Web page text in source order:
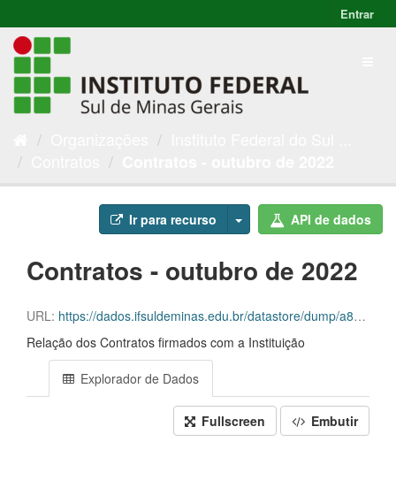
Entrar
Ir para recurso API de dados
Contratos - outubro de 2022
URL: https://dados.ifsuldeminas.edu.br/datastore/dump/a82173d2-12ac-42f6-8a55-c22e075a3bbd
Relação dos Contratos firmados com a Instituição
Explorador de Dados
Fullscreen Embutir